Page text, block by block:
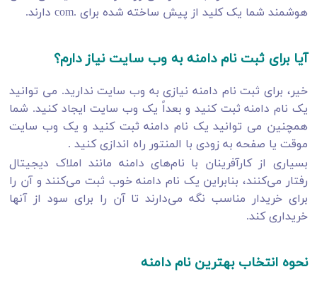
هوشمند شما یک کلید از پیش ساخته شده برای .com دارند.
آیا برای ثبت نام دامنه به وب سایت نیاز دارم؟
خیر، برای ثبت نام دامنه نیازی به وب سایت ندارید. می توانید
یک نام دامنه ثبت کنید و بعداً یک وب سایت ایجاد کنید. شما
همچنین می توانید یک نام دامنه ثبت کنید و یک وب سایت
موقت یا صفحه به زودی با المنتور راه اندازی کنید .
بسیاری از کارآفرینان با نام‌های دامنه مانند املاک دیجیتال
رفتار می‌کنند، بنابراین یک نام دامنه خوب ثبت می‌کنند و آن را
برای خریدار مناسب نگه می‌دارند تا آن را برای سود از آنها
خریداری کند.
نحوه انتخاب بهترین نام دامنه